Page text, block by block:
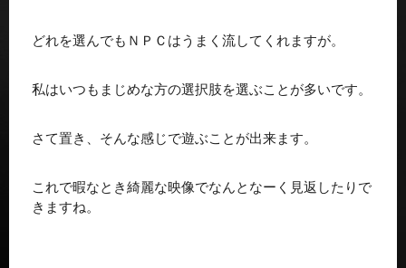
どれを選んでもＮＰＣはうまく流してくれますが。
私はいつもまじめな方の選択肢を選ぶことが多いです。
さて置き、そんな感じで遊ぶことが出来ます。
これで暇なとき綺麗な映像でなんとなーく見返したりで
きますね。